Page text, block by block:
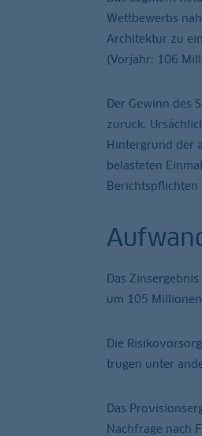
Wettbewerbs
Architektur zu
(Vorjahr: 106
Der Gewinn des
zurück.
Hintergrund der
belasteten
Berichtspflichten
Das
um 105
Die
trugen unter
Das
Nachfrage nach